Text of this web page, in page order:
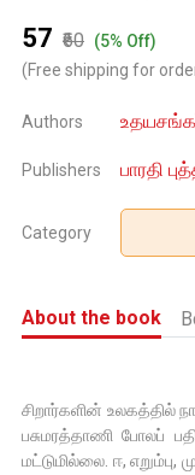
₹57 ₹60 (5% Off)
(Free shipping for
Authors
Publishers பாரதி
Category
About the book
சிறார்களின் உலகத்தில்
பசுமரத்தாணி போலப்
மட்டுமில்லை. ஈ,